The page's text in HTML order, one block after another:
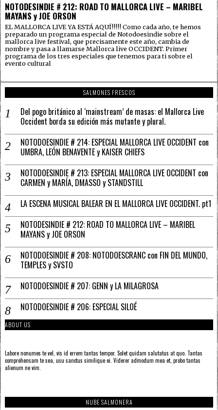
NOTODESINDIE # 212: ROAD TO MALLORCA LIVE – MARIBEL
MAYANS y JOE ORSON
EL MALLORCA LIVE YA ESTÁ AQUÍ!!!!! Como cada año, te hemos
preparado un programa especial de Notodoesindie sobre el
mallorca live festival, que precisamente este año, cambia de
nombre y pasa a llamarse Mallorca live OCCIDENT. Primer
programa de los tres especiales que tenemos para ti sobre el
evento cultural
SALMONES FRESCOS
Del pogo británico al ‘mainstream’ de masas: el Mallorca Live
Occident borda su edición más mutante y plural.
NOTODOESINDIE # 214: ESPECIAL MALLORCA LIVE OCCIDENT con
UMBRA, LEÓN BENAVENTE y KAISER CHIEFS
NOTODOESINDIE # 213: ESPECIAL MALLORCA LIVE OCCIDENT con
CARMEN y MARÍA, DMASSO y STANDSTILL
LA ESCENA MUSICAL BALEAR EN EL MALLORCA LIVE OCCIDENT. pt1
NOTODESINDIE # 212: ROAD TO MALLORCA LIVE – MARIBEL
MAYANS y JOE ORSON
NOTODOESINDIE # 208: NOTODOESCRANC con FIN DEL MUNDO,
TEMPLES y SVSTO
NOTODOESINDIE # 207: GENN y LA MILAGROSA
NOTODOESINDIE # 206: ESPECIAL SILOÉ
ABOUT US
Labore nonumes te vel, vis id errem tantas tempor. Solet quidam salutatus at quo. Tantas
comprehensam te sea, usu sanctus similique ei. Viderer admodum mea et, probo tantas
alienum ne vim.
NUBE SALMONERA